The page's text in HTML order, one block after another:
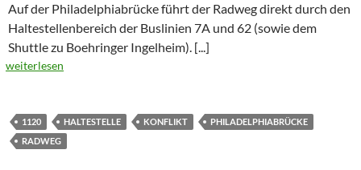
Auf der Philadelphiabrücke führt der Radweg direkt durch den
Haltestellenbereich der Buslinien 7A und 62 (sowie dem
Shuttle zu Boehringer Ingelheim). [...]
weiterlesen
1120 HALTESTELLE KONFLIKT
PHILADELPHIABRÜCKE
RADWEG